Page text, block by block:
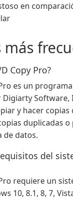
en
más
Copy Pro?
es un
Software,
y hacer
duplicadas
de datos.
del
requiere un
10, 8.1, 8, 7,